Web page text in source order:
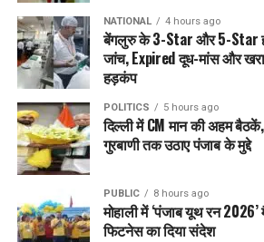
NATIONAL 4 hours ago
बेंगलुरु के 3-Star और 5-Star
जांच, Expired दूध-मांस और
हड़कंप
POLITICS 5 hours ago
दिल्ली में CM मान की अहम
गुरबाणी तक उठाए पंजाब के मुद्दे
PUBLIC 8 hours ago
मोहाली में ‘पंजाब यूथ रन
फिटनेस का दिया संदेश